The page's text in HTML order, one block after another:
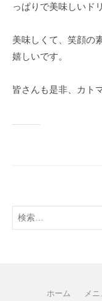
っぱりで美味しいド
美味しくて、笑顔の
嬉しいです。
皆さんも是非、カト
ホーム メ